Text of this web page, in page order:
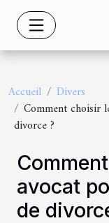
Accueil
Divers
Comment choisir
divorce ?
avocat
de